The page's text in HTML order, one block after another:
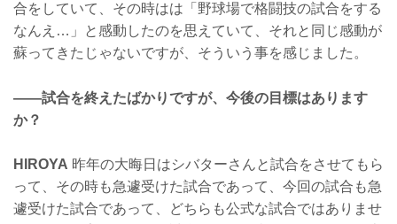
合をしていて、その時はは「野球場で格闘技の試合をする
なんえ…」と感動したのを思えていて、それと同じ感動が
蘇ってきたじゃないですが、そういう事を感じました。
——試合を終えたばかりですが、今後の目標はあります
か？
HIROYA 昨年の大晦日はシバターさんと試合をさせてもら
って、その時も急遽受けた試合であって、今回の試合も急
遽受けた試合であって、どちらも公式な試合ではありませ